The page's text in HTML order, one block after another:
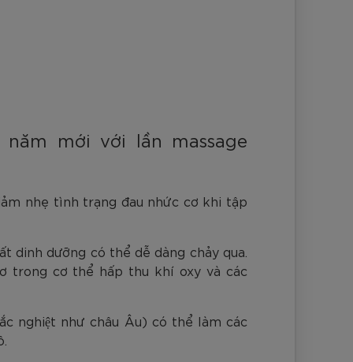
mới với lần massage
nhẹ tình trạng đau nhức cơ khi tập
dinh dưỡng có thể dễ dàng chảy qua.
trong cơ thể hấp thu khí oxy và các
nghiệt như châu Âu) có thể làm các